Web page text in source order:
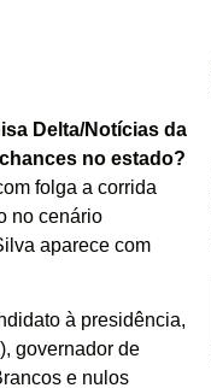
Delta/Notícias da
no estado?
folga a corrida
no cenário
aparece com
à presidência,
governador de
e nulos